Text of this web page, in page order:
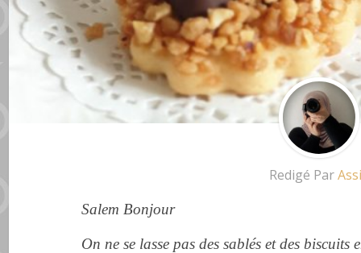
Redigé Par
Salem Bonjour
On ne se lasse pas des sablés et des biscuits